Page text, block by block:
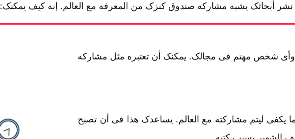
نشر أبحاثک یشبه مشارکه صندوق کنزک من المعرفه مع العالم. إنه کیف یمکنک:
وأی شخص مهتم فی مجالک. یمکنک أن تعتبره مثل مشارکه
یکفی لیتم مشارکته مع العالم. یساعدک هذا فی أن تصبح